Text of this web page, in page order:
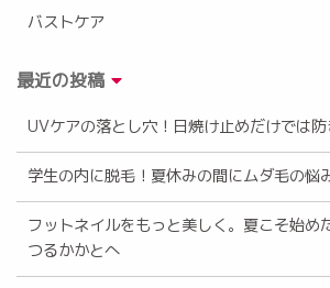
バストケア
最近の投稿
UVケアの落とし穴！日焼け止めだけでは防
学生の内に脱毛！夏休みの間にムダ毛の悩
フットネイルをもっと美しく。夏こそ始め
つるかかとへ